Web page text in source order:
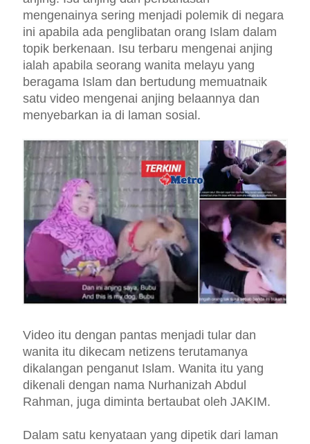
mengenainya sering menjadi polemik di negara
ini apabila ada penglibatan orang Islam dalam
topik berkenaan. Isu terbaru mengenai anjing
ialah apabila seorang wanita melayu yang
beragama Islam dan bertudung memuatnaik
satu video mengenai anjing belaannya dan
menyebarkan ia di laman sosial.
Video itu dengan pantas menjadi tular dan
wanita itu dikecam netizens terutamanya
dikalangan penganut Islam. Wanita itu yang
dikenali dengan nama Nurhanizah Abdul
Rahman, juga diminta bertaubat oleh JAKIM.
Dalam satu kenyataan yang dipetik dari laman